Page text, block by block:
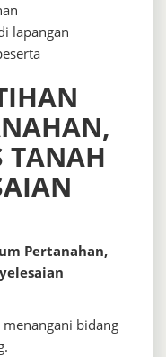
lapangan
TANAH
Pertanahan,
bidang